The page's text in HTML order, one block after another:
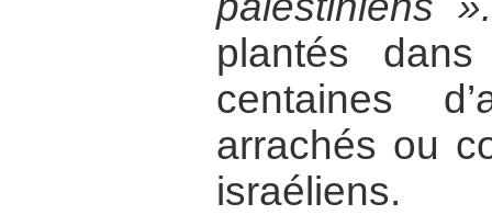
plantés
centaines
arrachés ou
israéliens.